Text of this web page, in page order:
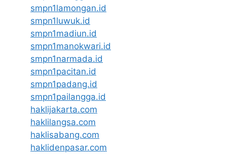
smpn1lamongan.id
smpn1luwuk.id
smpn1madiun.id
smpn1manokwari.id
smpn1narmada.id
smpn1pacitan.id
smpn1padang.id
smpn1pailangga.id
haklijakarta.com
haklilangsa.com
haklisabang.com
haklidenpasar.com